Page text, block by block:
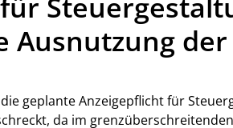
Ausnutzung
geplante Anzeigepflicht für
da im